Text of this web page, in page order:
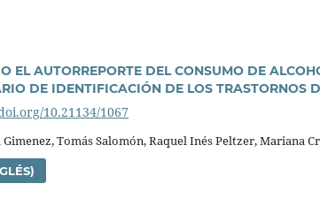
EL AUTORREPORTE DEL CONSUMO DE
DE IDENTIFICACIÓN DE LOS TRASTORNOS
10.21134/1067
Tomás Salomón, Raquel Inés Peltzer, Mariana